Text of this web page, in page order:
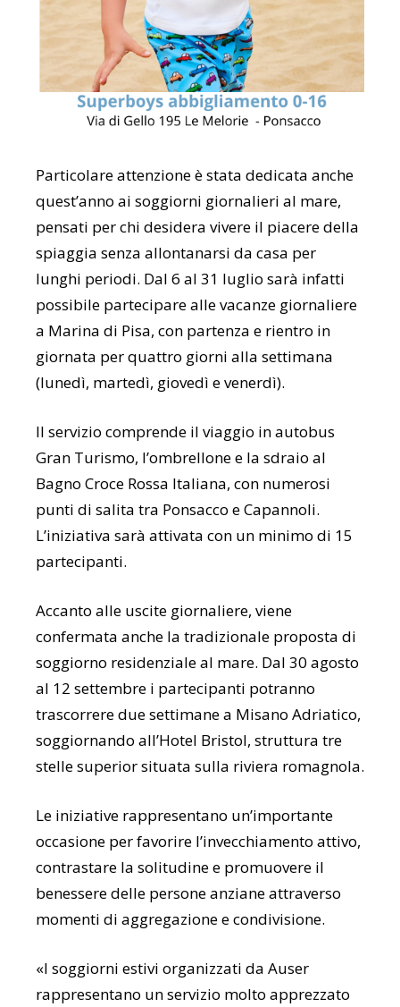
Particolare attenzione è stata dedicata anche
quest’anno ai soggiorni giornalieri al mare,
pensati per chi desidera vivere il piacere della
spiaggia senza allontanarsi da casa per
lunghi periodi. Dal 6 al 31 luglio sarà infatti
possibile partecipare alle vacanze giornaliere
a Marina di Pisa, con partenza e rientro in
giornata per quattro giorni alla settimana
(lunedì, martedì, giovedì e venerdì).
Il servizio comprende il viaggio in autobus
Gran Turismo, l’ombrellone e la sdraio al
Bagno Croce Rossa Italiana, con numerosi
punti di salita tra Ponsacco e Capannoli.
L’iniziativa sarà attivata con un minimo di 15
partecipanti.
Accanto alle uscite giornaliere, viene
confermata anche la tradizionale proposta di
soggiorno residenziale al mare. Dal 30 agosto
al 12 settembre i partecipanti potranno
trascorrere due settimane a Misano Adriatico,
soggiornando all’Hotel Bristol, struttura tre
stelle superior situata sulla riviera romagnola.
Le iniziative rappresentano un’importante
occasione per favorire l’invecchiamento attivo,
contrastare la solitudine e promuovere il
benessere delle persone anziane attraverso
momenti di aggregazione e condivisione.
«I soggiorni estivi organizzati da Auser
rappresentano un servizio molto apprezzato